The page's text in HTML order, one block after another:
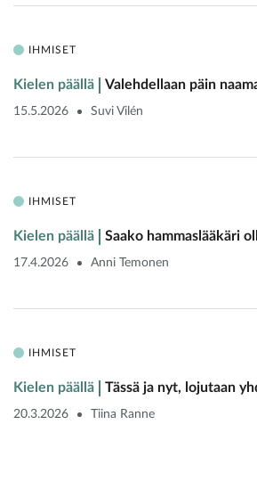
IHMISET
Kielen päällä Valehdellaan päin
15.5.2026 Suvi Vilén
IHMISET
Kielen päällä Saako hammaslääkäri
17.4.2026 Anni Temonen
IHMISET
Kielen päällä Tässä ja nyt, lojutaan
20.3.2026 Tiina Ranne